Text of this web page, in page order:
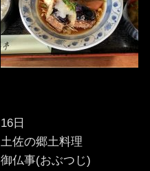
16日
土佐の郷土料理
御仏事(おぶつじ)